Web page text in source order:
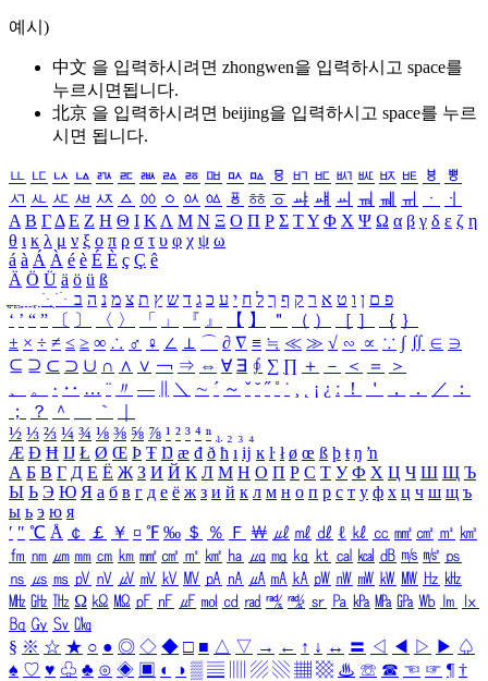
예시)
中文 을 입력하시려면 zhongwen을 입력하시고 space를
누르시면됩니다.
北京 을 입력하시려면 beijing을 입력하시고 space를 누르
시면 됩니다.
ㅥ ㅦ ㅧ ㅨ ㅩ ㅪ ㅫ ㅬ ㅭ ㅮ ㅯ ㅰ ㅱ ㅲ ㅳ ㅴ ㅵ ㅶ ㅷ ㅸ
ㅹ
ㅺ ㅻ ㅼ ㅽ ㅾ ㅿ ㆀ ㆁ ㆂ ㆃ ㆄ ㆅ ㆆ ㆇ ㆈ ㆉ ㆊ ㆋ ㆌ ㆍ
ㆎ
Α Β ΓΔ Ε Ζ Η Θ Ι ΚΛ Μ Ν Ξ Ο Π Ρ Σ ΤΥ Φ Χ Ψ Ω α β γ δ ε ζ η
θ ι κ λ μ ν ξ ο π ρ σ τ υ φ χ ψ ω
á à Á À é è É È ç Ç ê
Ä Ö Ü ä ö ü ß
ִֶֹ ֻּ ׁׂ פ ם ן ו ט א ר ק ף ך ל ח י ע כ ג ד ש ץ ת צ מ נ ה ב
‘ ’ “ ” 〔 〕 〈 〉 「 」 『 』 【 】 ＂ （ ） ［ ］ ｛ ｝
± × ÷ ≠ ≤ ≥ ∞ ∴ ♂ ♀ ∠ ⊥ ⌒ ∂ ∇ ≡ ≒ ≪ ≫ √ ∽ ∝ ∵ ∫ ∬ ∈ ∋
⊆ ⊇ ⊂ ⊃ ∪ ∩ ∧ ∨ ￢ ⇒ ⇔ ∀ ∃ ∮ ∑ ∏ ＋ － ＜ ＝
＞
、
。 · ‥ … ¨ 〃 ― ＼ ∼ ´ ～ ˇ ˘ ˝ ˚ ˙ ¸ ¡ ¿ ː ！ ＇ ， ． ／
：
；
？ ＾ ｀
½ ⅓ ⅔ ¼ ¾ ⅛ ⅜ ⅝ ⅞ ¹ ² ³ ⁴ ⁿ ₁ ₂ ₃ ₄
Æ Ð Ħ Ĳ Ł Ø Œ Þ Ŧ Ŋ æ đ ð ħ ı ĳ ĸ ŀ ł ø œ ß þ ŧ ŋ ŉ
А Б В Г Д Е Ё Ж З И Й К Л М Н О П Р С Т У Ф Х Ц Ч Ш Щ Ъ
Ы Ь Э Ю Я а б в г д е ё ж з и й к л м н о п р с т у ф х ц ч ш щ ъ
ы ь э ю я
′ ″ ℃ Å ￠ ￡ ￥ ¤ ℉ ‰ ＄ ％ Ｆ ￦ ㎕ ㎖ ㎗ ℓ ㎘ ㏄ ㎣ ㎤ ㎥ ㎦
㎙ ㎚ ㎛ ㎜ ㎝ ㎞ ㎟ ㎠ ㎡ ㎢ ㏊ ㎍ ㎎ ㎏ ㏏ ㎈ ㎉ ㏈ ㎧ ㎨ ㎰
㎱ ㎲ ㎳ ㎴ ㎵ ㎶ ㎷ ㎸ ㎹ ㎀ ㎁ ㎂ ㎃ ㎄ ㎺ ㎻ ㎽ ㎾ ㎿ ㎐ ㎑
㎒ ㎓ ㎔ Ω ㏀ ㏁ ㎊ ㎋ ㎌ ㏖ ㏅ ㎭ ㎮ ㎯ ㏛ ㎩ ㎪ ㎫ ㎬ ㏝ ㏐
㏓
㏃ ㏉ ㏜ ㏆
§ ※ ☆ ★ ○ ● ◎ ◇ ◆ □ ■ △ ▽ → ← ↑ ↓ ↔ 〓 ◁ ◀ ▷ ▶ ♤
♠ ♡ ♥ ♧ ♣ ⊙ ◈ ▣ ◐ ◑ ▒ ▤ ▨ ▧ ▦ ▩ ♨ ☏ ☎ ☜ ☞ ¶ †